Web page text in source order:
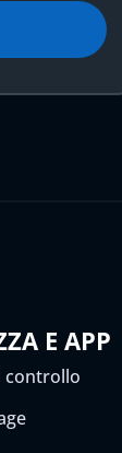
E APP
controllo